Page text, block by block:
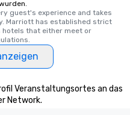
guest's experience and takes
Marriott has established strict
that either meet or
Veranstaltungsortes an das
Network.